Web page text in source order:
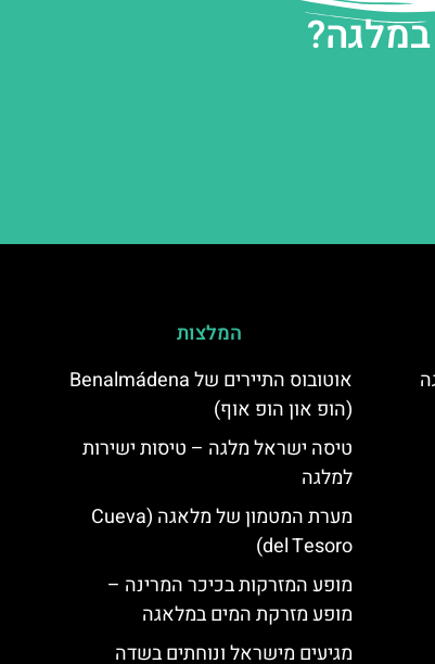
המלצות
אוטובוס התיירים של Benalmádena
(הופ און הופ אוף)
טיסה ישראל מלגה – טיסות ישירות
למלגה
מערת המטמון של מלאגה (Cueva
del Tesoro)
מופע המזרקות בכיכר המרינה –
מופע מזרקת המים במלאגה
מגיעים מישראל ונוחתים בשדה